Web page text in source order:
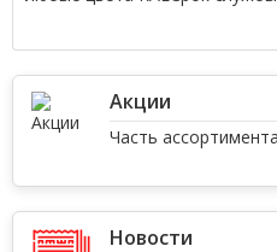
Акции
Часть
Новости